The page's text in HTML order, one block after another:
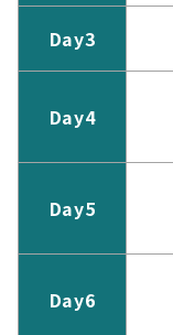
Day3
Day4
Day5
Day6